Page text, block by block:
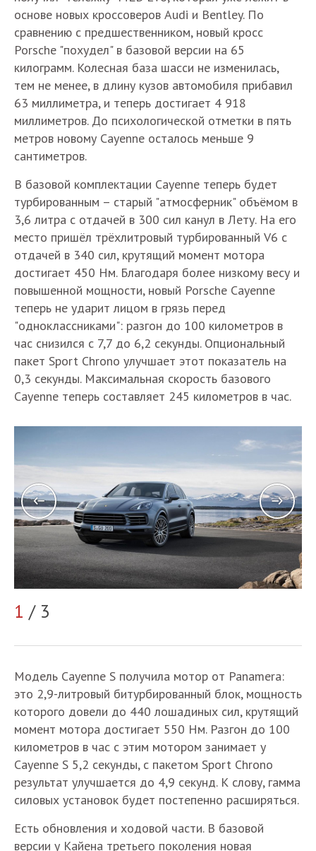
основе новых кроссоверов Audi и Bentley. По
сравнению с предшественником, новый кросс
Porsche "похудел" в базовой версии на 65
килограмм. Колесная база шасси не изменилась,
тем не менее, в длину кузов автомобиля прибавил
63 миллиметра, и теперь достигает 4 918
миллиметров. До психологической отметки в пять
метров новому Cayenne осталось меньше 9
сантиметров.
В базовой комплектации Cayenne теперь будет
турбированным – старый "атмосферник" объёмом в
3,6 литра с отдачей в 300 сил канул в Лету. На его
место пришёл трёхлитровый турбированный V6 с
отдачей в 340 сил, крутящий момент мотора
достигает 450 Нм. Благодаря более низкому весу и
повышенной мощности, новый Porsche Cayenne
теперь не ударит лицом в грязь перед
"одноклассниками": разгон до 100 километров в
час снизился с 7,7 до 6,2 секунды. Опциональный
пакет Sport Chrono улучшает этот показатель на
0,3 секунды. Максимальная скорость базового
Cayenne теперь составляет 245 километров в час.
1 / 3
Модель Cayenne S получила мотор от Panamera:
это 2,9-литровый битурбированный блок, мощность
которого довели до 440 лошадиных сил, крутящий
момент мотора достигает 550 Нм. Разгон до 100
километров в час с этим мотором занимает у
Cayenne S 5,2 секунды, с пакетом Sport Chrono
результат улучшается до 4,9 секунд. К слову, гамма
силовых установок будет постепенно расширяться.
Есть обновления и ходовой части. В базовой
версии у Кайена третьего поколения новая